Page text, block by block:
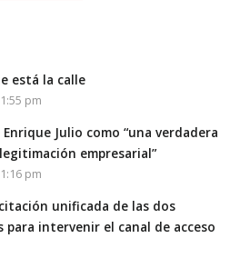
está la calle
pm
Julio como “una verdadera
empresarial”
pm
unificada de las dos
para intervenir el canal de acceso